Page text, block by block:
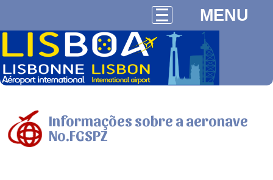
MENU
Informações sobre a aeronave
No.FGSPZ